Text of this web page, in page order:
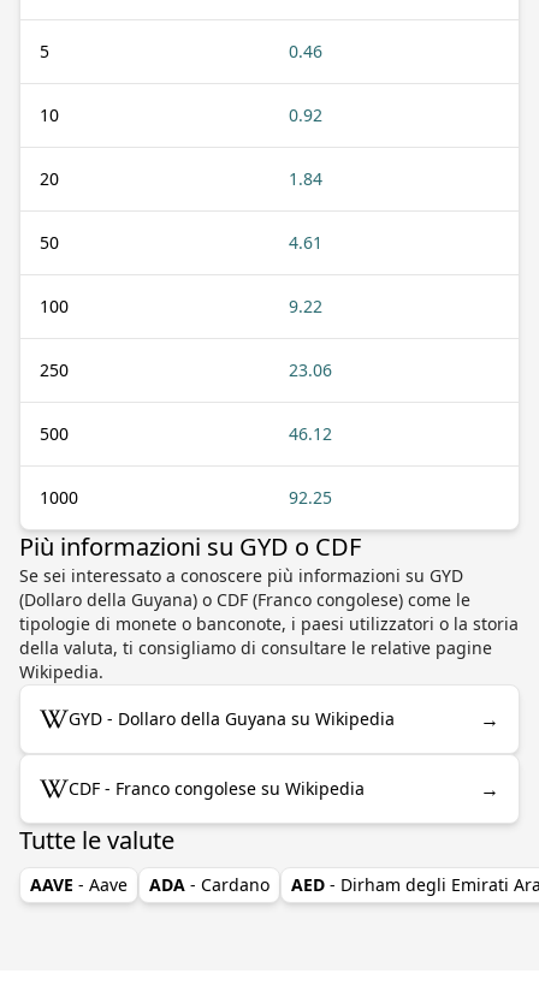
5 0.46
10 0.92
20 1.84
50 4.61
100 9.22
250 23.06
500 46.12
1000 92.25
Più informazioni su GYD o CDF
Se sei interessato a conoscere più informazioni su GYD
(Dollaro della Guyana) o CDF (Franco congolese) come le
tipologie di monete o banconote, i paesi utilizzatori o la storia
della valuta, ti consigliamo di consultare le relative pagine
Wikipedia.
GYD - Dollaro della Guyana su Wikipedia →
CDF - Franco congolese su Wikipedia →
Tutte le valute
AAVE - Aave ADA - Cardano AED - Dirham degli Emirati